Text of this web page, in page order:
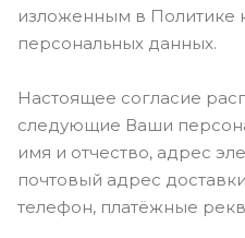
изложенным в Политике
персональных данных.
Настоящее согласие
следующие Ваши
имя и отчество, адрес
почтовый адрес
телефон, платёжные